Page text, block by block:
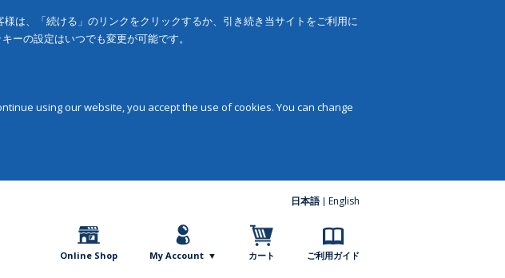
は、「続ける」のリンクをクリックするか、引き続き当サイトをご利用に
ーの設定はいつでも変更が可能です。
using our website, you accept the use of cookies. You can change
日本語 English
Online Shop My Account カート ご利用ガイド